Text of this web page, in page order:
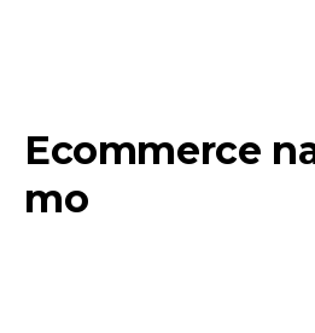
Ecommerce
mo